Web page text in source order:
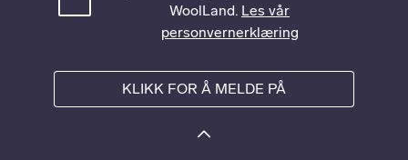
WoolLand. Les vår
personvernerklæring
KLIKK FOR Å MELDE PÅ